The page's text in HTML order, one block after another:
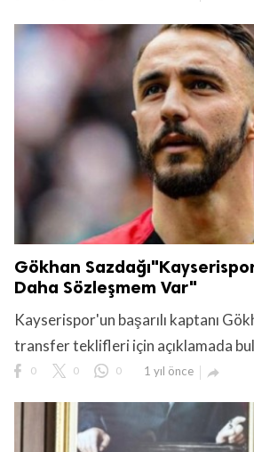
Gökhan Sazdağı"Kayserispor
Daha Sözleşmem Var"
Kayserispor'un başarılı kaptanı
transfer teklifleri için açıklamada
0 0 0 1 yıl önce 